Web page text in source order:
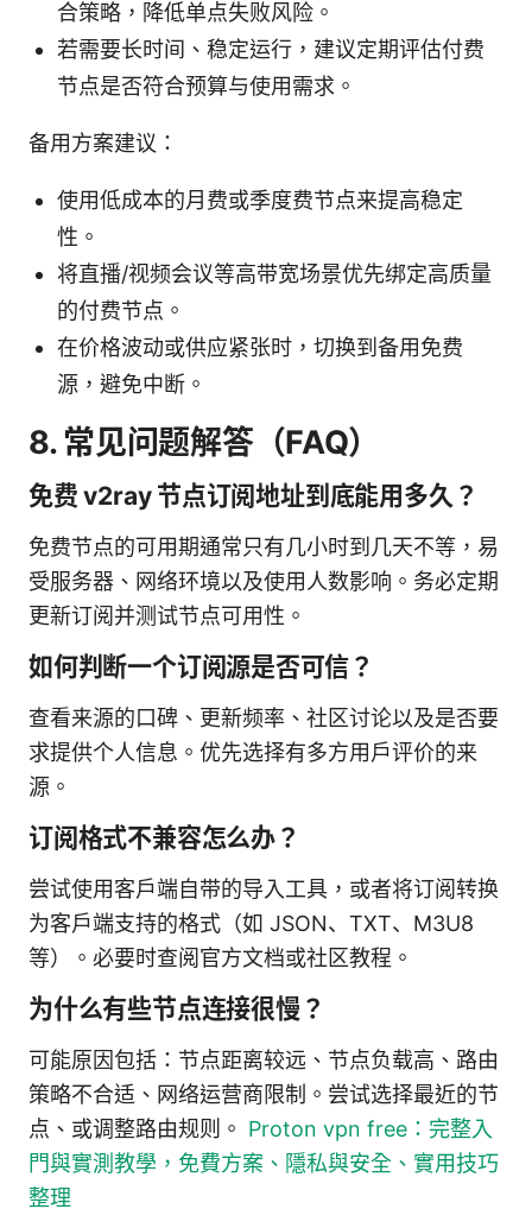
合策略，降低单点失败风险。
若需要长时间、稳定运行，建议定期评估付费
节点是否符合预算与使用需求。
备用方案建议：
使用低成本的月费或季度费节点来提高稳定
性。
将直播/视频会议等高带宽场景优先绑定高质量
的付费节点。
在价格波动或供应紧张时，切换到备用免费
源，避免中断。
8. 常见问题解答（FAQ）
免费 v2ray 节点订阅地址到底能用多久？
免费节点的可用期通常只有几小时到几天不等，易
受服务器、网络环境以及使用人数影响。务必定期
更新订阅并测试节点可用性。
如何判断一个订阅源是否可信？
查看来源的口碑、更新频率、社区讨论以及是否要
求提供个人信息。优先选择有多方用户评价的来
源。
订阅格式不兼容怎么办？
尝试使用客户端自带的导入工具，或者将订阅转换
为客户端支持的格式（如 JSON、TXT、M3U8
等）。必要时查阅官方文档或社区教程。
为什么有些节点连接很慢？
可能原因包括：节点距离较远、节点负载高、路由
策略不合适、网络运营商限制。尝试选择最近的节
点、或调整路由规则。 Proton vpn free：完整入
門與實測教學，免費方案、隱私與安全、實用技巧
整理